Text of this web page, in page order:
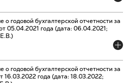
годовой бухгалтерской отчетности за
года (дата: 06.04.2021;
годовой бухгалтерской отчетности за
года (дата: 18.03.2022;